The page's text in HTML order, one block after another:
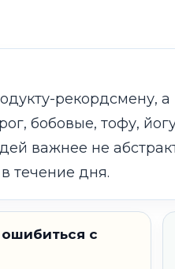
рекордсмену, а
бобовые, тофу,
важнее не
течение дня.
ошибиться с